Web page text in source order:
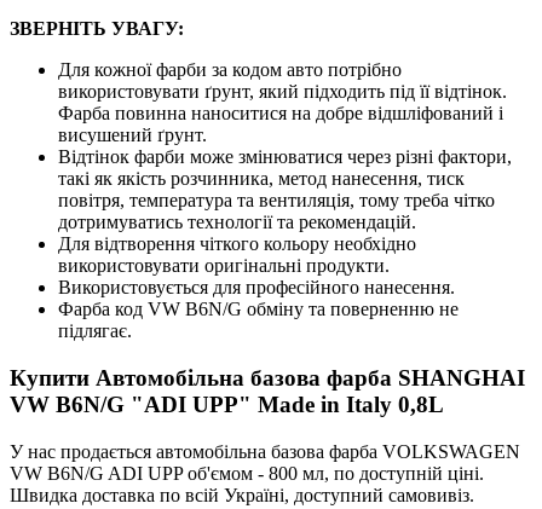
ЗВЕРНІТЬ УВАГУ:
Для кожної фарби за кодом авто потрібно
використовувати ґрунт, який підходить під її відтінок.
Фарба повинна наноситися на добре відшліфований і
висушений ґрунт.
Відтінок фарби може змінюватися через різні фактори,
такі як якість розчинника, метод нанесення, тиск
повітря, температура та вентиляція, тому треба чітко
дотримуватись технології та рекомендацій.
Для відтворення чіткого кольору необхідно
використовувати оригінальні продукти.
Використовується для професійного нанесення.
Фарба код VW B6N/G обміну та поверненню не
підлягає.
Купити Автомобільна базова фарба SHANGHAI
VW B6N/G "ADI UPP" Made in Italy 0,8L
У нас продається автомобільна базова фарба VOLKSWAGEN
VW B6N/G ADI UPP об'ємом - 800 мл, по доступній ціні.
Швидка доставка по всій Україні, доступний самовивіз.